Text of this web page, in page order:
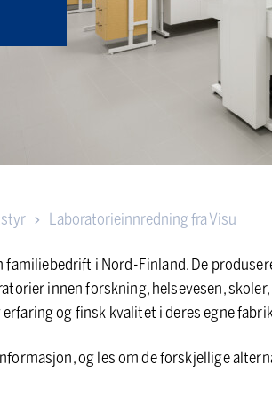
Laboratorieinnredning fra Visu
familiebedrift i Nord-Finland. De
innen forskning, helsevesen,
og finsk kvalitet i deres egne
og les om de forskjellige